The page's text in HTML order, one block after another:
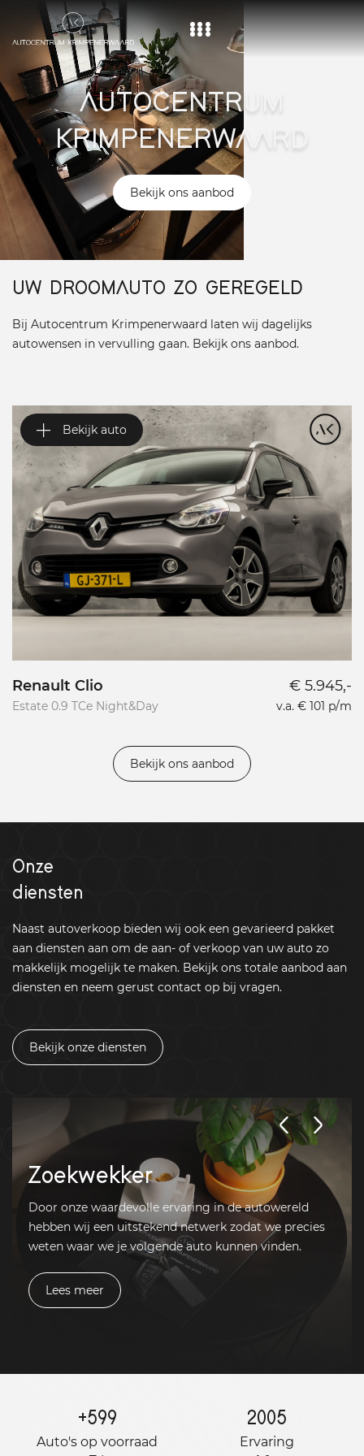
Home
Aanbod
Diensten
Over ons
Vacature
Contact
AUTOCENTRUM
KRIMPENERWAARD
Bekijk ons aanbod
UW DROOMAUTO ZO GEREGELD
Bij Autocentrum Krimpenerwaard laten wij dagelijks
autowensen in vervulling gaan. Bekijk ons aanbod.
Bekijk auto
Renault Clio
Estate 0.9 TCe Night&Day
€ 5.945,-
v.a. € 101 p/m
Bekijk ons aanbod
Onze
diensten
Naast autoverkoop bieden wij ook een gevarieerd pakket
aan diensten aan om de aan- of verkoop van uw auto zo
makkelijk mogelijk te maken. Bekijk ons totale aanbod aan
diensten en neem gerust contact op bij vragen.
Bekijk onze diensten
Zoekwekker
Door onze waardevolle ervaring in de autowereld
hebben wij een uitstekend netwerk zodat we precies
weten waar we je volgende auto kunnen vinden.
Lees meer
+599
Auto's op voorraad
2005
Ervaring